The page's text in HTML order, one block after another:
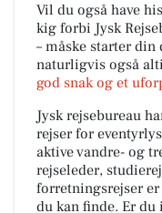
Vil du også have
kig forbi Jysk
– måske starter
naturligvis også
god snak og et
Jysk rejsebureau
rejser for
aktive vandre- og
rejseleder,
forretningsrejser er
du kan finde. Er